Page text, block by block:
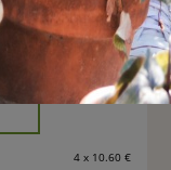
4 x 10.60€